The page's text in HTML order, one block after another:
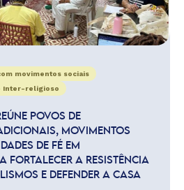
movimentos sociais
Inter-religioso
POVOS DE
MOVIMENTOS
DE FÉ EM
FORTALECER A RESISTÊNCIA
E DEFENDER A CASA